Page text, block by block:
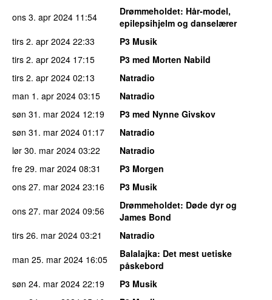
ons 3. apr 2024 11:54 Drømmeholdet: Hår-model,
epilepsihjelm og danselærer
tirs 2. apr 2024 22:33
P3 Musik
tirs 2. apr 2024 17:15
P3 med Morten Nabild
tirs 2. apr 2024 02:13
Natradio
man 1. apr 2024 03:15
Natradio
søn 31. mar 2024 12:19
P3 med Nynne Givskov
søn 31. mar 2024 01:17
Natradio
lør 30. mar 2024 03:22
Natradio
fre 29. mar 2024 08:31
P3 Morgen
ons 27. mar 2024 23:16
P3 Musik
ons 27. mar 2024 09:56 Drømmeholdet: Døde dyr og
James Bond
tirs 26. mar 2024 03:21
Natradio
man 25. mar 2024 16:05 Balalajka: Det mest uetiske
påskebord
søn 24. mar 2024 22:19
P3 Musik